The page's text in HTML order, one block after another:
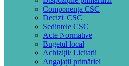
Componența CSC
Decizii CSC
Ședințele CSC
Acte Normative
Bugetul local
Achiziţii/ Licitații
Angajații primăriei